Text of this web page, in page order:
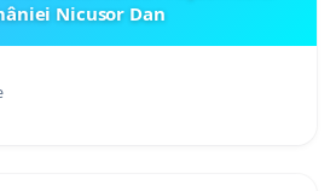
Nicusor Dan